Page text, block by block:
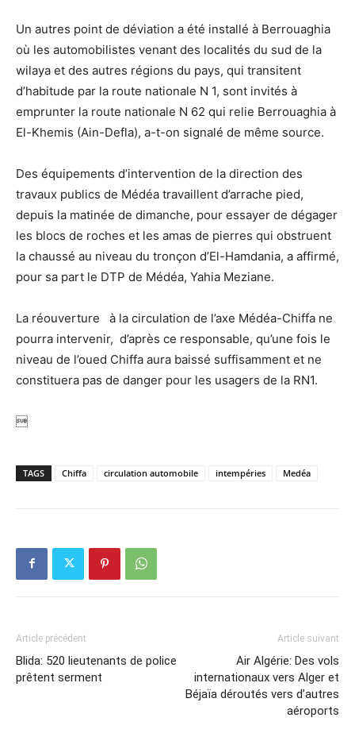
Un autres point de déviation a été installé à Berrouaghia
où les automobilistes venant des localités du sud de la
wilaya et des autres régions du pays, qui transitent
d’habitude par la route nationale N 1, sont invités à
emprunter la route nationale N 62 qui relie Berrouaghia à
El-Khemis (Ain-Defla), a-t-on signalé de même source.
Des équipements d’intervention de la direction des
travaux publics de Médéa travaillent d’arrache pied,
depuis la matinée de dimanche, pour essayer de dégager
les blocs de roches et les amas de pierres qui obstruent
la chaussé au niveau du tronçon d’El-Hamdania, a affirmé,
pour sa part le DTP de Médéa, Yahia Meziane.
La réouverture à la circulation de l’axe Médéa-Chiffa ne
pourra intervenir, d’après ce responsable, qu’une fois le
niveau de l’oued Chiffa aura baissé suffisamment et ne
constituera pas de danger pour les usagers de la RN1.

TAGS Chiffa circulation automobile intempéries Medéa
Article précédent
Blida: 520 lieutenants de police
prêtent serment
Article suivant
Air Algérie: Des vols
internationaux vers Alger et
Béjaïa déroutés vers d’autres
aéroports